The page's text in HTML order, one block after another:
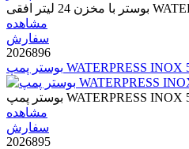
مشاهده
سفارش
2026896
مشاهده
سفارش
2026895